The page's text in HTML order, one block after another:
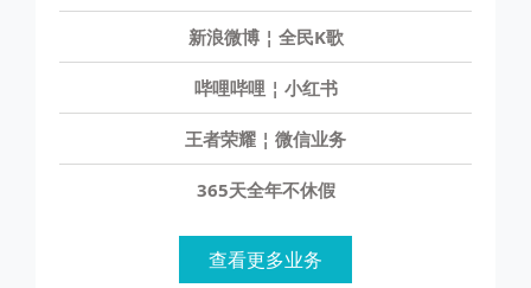
新浪微博 ¦ 全民K歌
哔哩哔哩 ¦ 小红书
王者荣耀 ¦ 微信业务
365天全年不休假
查看更多业务